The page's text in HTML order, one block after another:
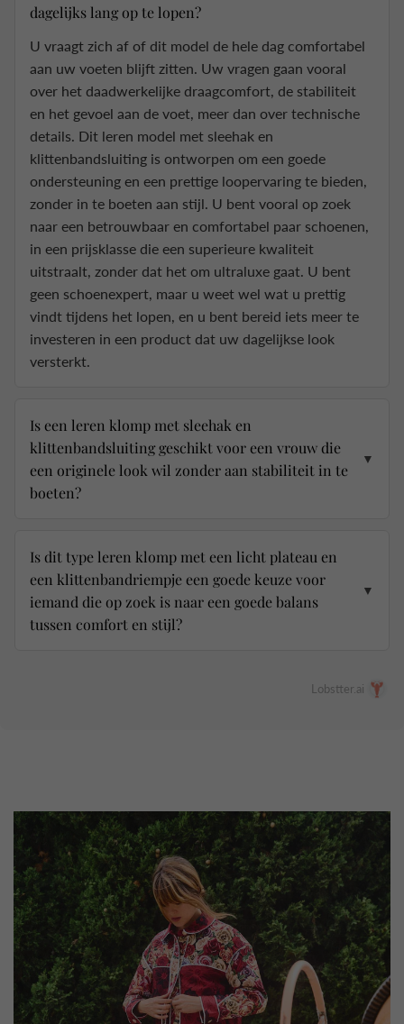
dagelijks lang op te lopen?
U vraagt zich af of dit model de hele dag comfortabel
aan uw voeten blijft zitten. Uw vragen gaan vooral
over het daadwerkelijke draagcomfort, de stabiliteit
en het gevoel aan de voet, meer dan over technische
details. Dit leren model met sleehak en
klittenbandsluiting is ontworpen om een goede
ondersteuning en een prettige loopervaring te bieden,
zonder in te boeten aan stijl. U bent vooral op zoek
naar een betrouwbaar en comfortabel paar schoenen,
in een prijsklasse die een superieure kwaliteit
uitstraalt, zonder dat het om ultraluxe gaat. U bent
geen schoenexpert, maar u weet wel wat u prettig
vindt tijdens het lopen, en u bent bereid iets meer te
investeren in een product dat uw dagelijkse look
versterkt.
Is een leren klomp met sleehak en
klittenbandsluiting geschikt voor een vrouw die
een originele look wil zonder aan stabiliteit in te
boeten?
▼
Is dit type leren klomp met een licht plateau en
een klittenbandriempje een goede keuze voor
iemand die op zoek is naar een goede balans
tussen comfort en stijl?
▼
Lobstter.ai